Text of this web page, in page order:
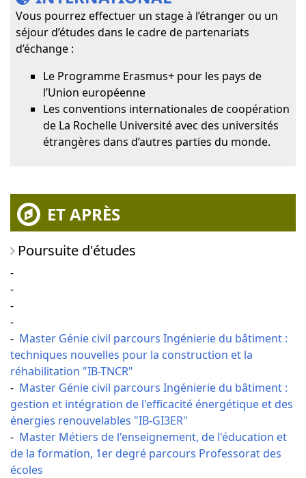
Vous pourrez effectuer un stage à l’étranger ou un
séjour d’études dans le cadre de partenariats
d’échange :
Le Programme Erasmus+ pour les pays de
l’Union européenne
Les conventions internationales de coopération
de La Rochelle Université avec des universités
étrangères dans d’autres parties du monde.
ET APRÈS
Poursuite d'études
-
-
-
-
- Master Génie civil parcours Ingénierie du bâtiment :
techniques nouvelles pour la construction et la
réhabilitation "IB-TNCR"
- Master Génie civil parcours Ingénierie du bâtiment :
gestion et intégration de l'efficacité énergétique et des
énergies renouvelables "IB-GI3ER"
- Master Métiers de l'enseignement, de l'éducation et
de la formation, 1er degré parcours Professorat des
écoles